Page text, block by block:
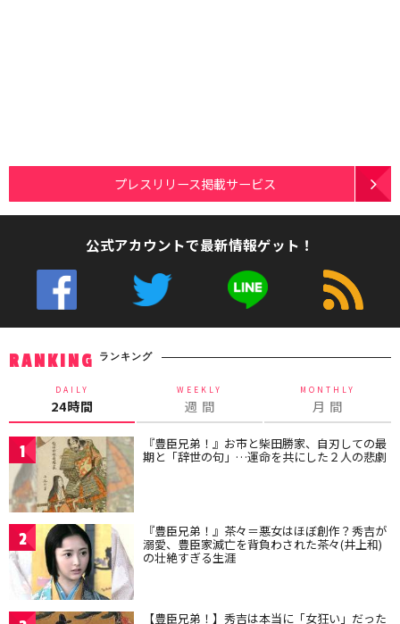
プレスリリース掲載サービス
公式アカウントで最新情報ゲット！
RANKING ランキング
DAILY
24時間
WEEKLY
週 間
MONTHLY
月 間
1 『豊臣兄弟！』お市と柴田勝家、自刃しての最
期と「辞世の句」…運命を共にした２人の悲劇
2 『豊臣兄弟！』茶々＝悪女はほぼ創作？秀吉が
溺愛、豊臣家滅亡を背負わされた茶々(井上和)
の壮絶すぎる生涯
【豊臣兄弟！】秀吉は本当に「女狂い」だった